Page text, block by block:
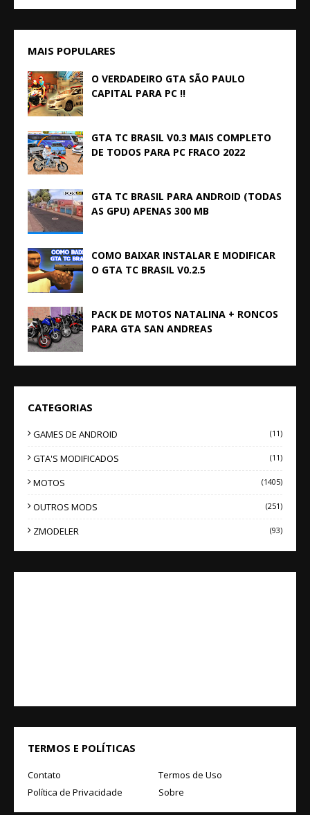
MAIS POPULARES
O VERDADEIRO GTA SÃO PAULO
CAPITAL PARA PC !!
GTA TC BRASIL V0.3 MAIS COMPLETO
DE TODOS PARA PC FRACO 2022
GTA TC BRASIL PARA ANDROID (TODAS
AS GPU) APENAS 300 MB
COMO BAIXAR INSTALAR E MODIFICAR
O GTA TC BRASIL V0.2.5
PACK DE MOTOS NATALINA + RONCOS
PARA GTA SAN ANDREAS
CATEGORIAS
GAMES DE ANDROID (11)
GTA'S MODIFICADOS (11)
MOTOS (1405)
OUTROS MODS (251)
ZMODELER (93)
TERMOS E POLÍTICAS
Contato
Termos de Uso
Política de Privacidade
Sobre